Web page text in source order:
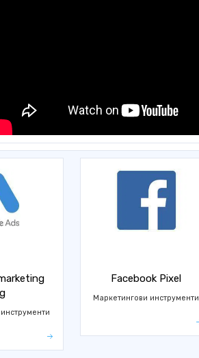
Facebook Pixel
Маркетингови инструменти